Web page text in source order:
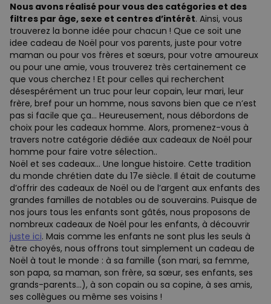
Nous avons réalisé pour vous des catégories et des
filtres par âge, sexe et centres d’intérêt. Ainsi, vous
trouverez la bonne idée pour chacun ! Que ce soit une
idee cadeau de Noël pour vos parents, juste pour votre
maman ou pour vos frères et sœurs, pour votre amoureux
ou pour une amie, vous trouverez très certainement ce
que vous cherchez ! Et pour celles qui recherchent
désespérément un truc pour leur copain, leur mari, leur
frère, bref pour un homme, nous savons bien que ce n’est
pas si facile que ça… Heureusement, nous débordons de
choix pour les cadeaux homme. Alors, promenez-vous à
travers notre catégorie dédiée aux cadeaux de Noël pour
homme pour faire votre sélection..
Noël et ses cadeaux… Une longue histoire. Cette tradition
du monde chrétien date du 17e siècle. Il était de coutume
d’offrir des cadeaux de Noël ou de l’argent aux enfants des
grandes familles de notables ou de souverains. Puisque de
nos jours tous les enfants sont gâtés, nous proposons de
nombreux cadeaux de Noël pour les enfants, à découvrir
juste ici. Mais comme les enfants ne sont plus les seuls à
être choyés, nous offrons tout simplement un cadeau de
Noël à tout le monde : à sa famille (son mari, sa femme,
son papa, sa maman, son frère, sa sœur, ses enfants, ses
grands-parents…), à son copain ou sa copine, à ses amis,
ses collègues ou même ses voisins !